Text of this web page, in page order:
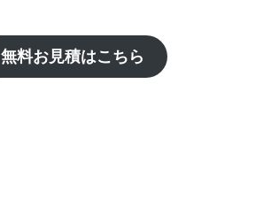
無料お見積はこちら